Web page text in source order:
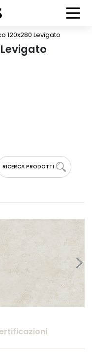
120x280 Levigato
RICERCA PRODOTTI